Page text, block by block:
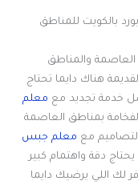
بالكويت للمناطق
والمناطق
هناك دايما تحتاج
خدمة تجديد مع معلم
بمناطق العاصمة
التصاميم مع معلم جبس
دقة واهتمام كبير
لك اللي يرضيك دايما